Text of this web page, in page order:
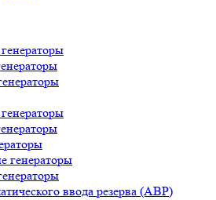
генераторы
ввода резерва (АВР)